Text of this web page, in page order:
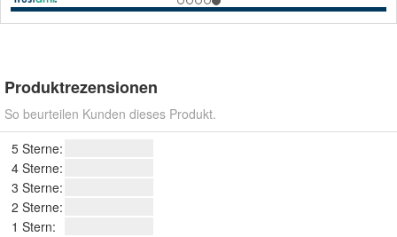
Produktrezensionen
So beurteilen Kunden dieses Produkt.
5 Sterne:
4 Sterne:
3 Sterne:
2 Sterne:
1 Stern: